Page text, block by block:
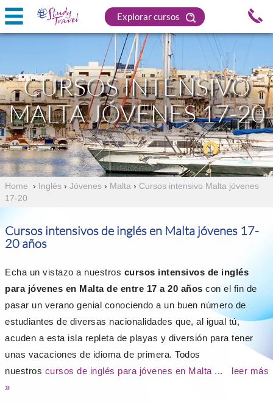
Explorar cursos
CURSOS INTENSIVO
MALTA JÓVENES 17-20
Home › Inglés › Jóvenes › Malta › Cursos intensivo Malta jóvenes
17-20
Cursos intensivos de inglés en Malta jóvenes 17-
20 años
Echa un vistazo a nuestros cursos intensivos de inglés
para jóvenes en Malta de entre 17 a 20 años con el fin de
pasar un verano genial conociendo a un buen número de
estudiantes de diversas nacionalidades que, al igual tú,
acuden a esta isla repleta de playas y diversión para tener
unas vacaciones de idioma de primera. Todos
nuestros cursos de inglés para jóvenes en Malta ...
leer más
»